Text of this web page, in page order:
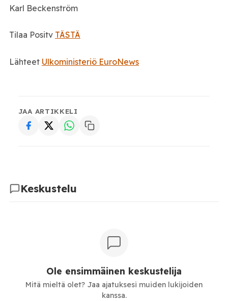
Karl Beckenström
Tilaa Positv TÄSTÄ
Lähteet Ulkoministeriö EuroNews
JAA ARTIKKELI
Keskustelu
Ole ensimmäinen keskustelija
Mitä mieltä olet? Jaa ajatuksesi muiden lukijoiden
kanssa.